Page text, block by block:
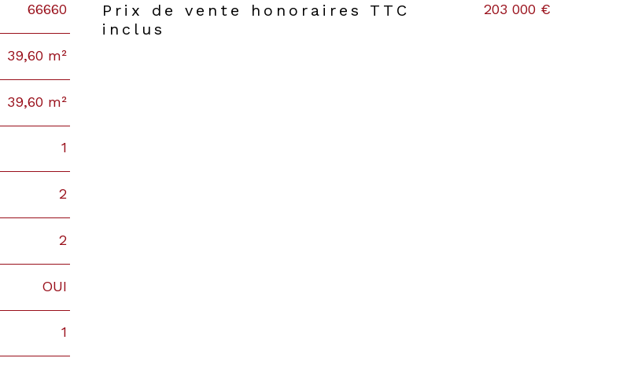
66660
39,60 m²
39,60 m²
1
2
2
OUI
1
Caractéristiques Valeurs
Prix de vente honoraires TTC
inclus
203 000 €